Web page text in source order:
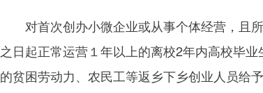
对首次创办小微企业或从事个体经营，且
之日起正常运营１年以上的离校2年内高校毕
的贫困劳动力、农民工等返乡下乡创业人员给予